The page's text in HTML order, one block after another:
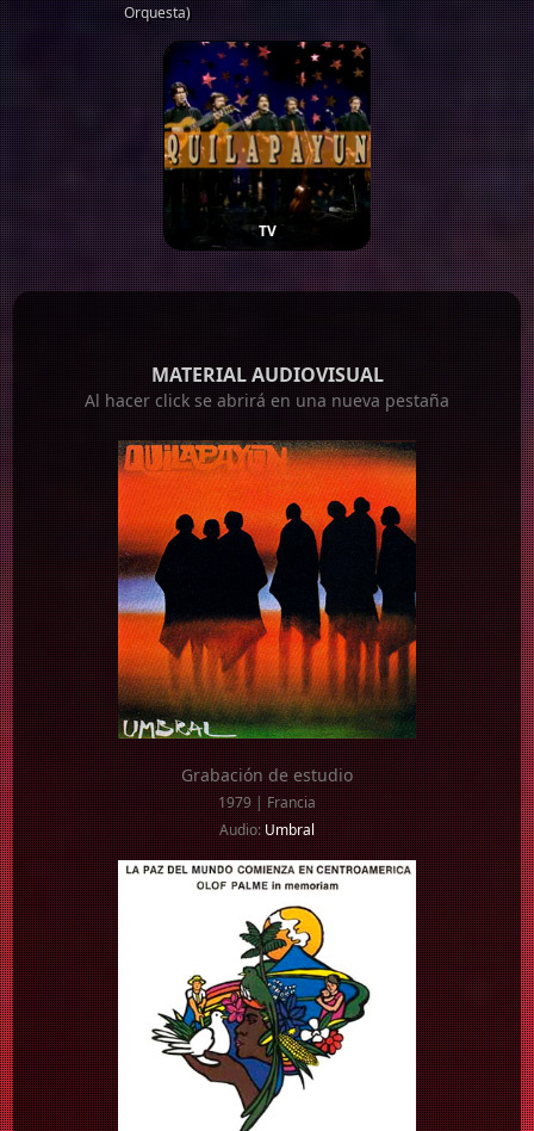
Orquesta)
TV
MATERIAL AUDIOVISUAL
Al hacer click se abrirá en una nueva pestaña
Grabación de estudio
1979 | Francia
Audio:Umbral